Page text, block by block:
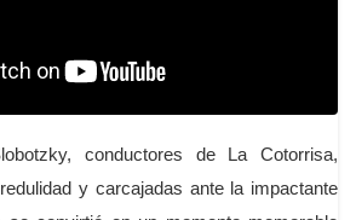
conductores de La Cotorrisa,
y carcajadas ante la impactante